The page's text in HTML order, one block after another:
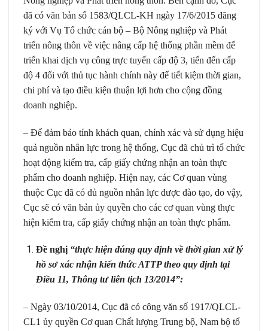
đã có văn bản số 1583/QLCL-KH ngày 17/6/2015 đăng
ký với Vụ Tổ chức cán bộ – Bộ Nông nghiệp và Phát
triển nông thôn về việc nâng cấp hệ thống phần mềm để
triển khai dịch vụ công trực tuyến cấp độ 3, tiến đến cấp
độ 4 đối với thủ tục hành chính này để tiết kiệm thời gian,
chi phí và tạo điều kiện thuận lợi hơn cho cộng đồng
doanh nghiệp.
– Để đảm bảo tính khách quan, chính xác và sử dụng hiệu
quả nguồn nhân lực trong hệ thống, Cục đã chủ trì tổ chức
hoạt động kiểm tra, cấp giấy chứng nhận an toàn thực
phẩm cho doanh nghiệp. Hiện nay, các Cơ quan vùng
thuộc Cục đã có đủ nguồn nhân lực được đào tạo, do vậy,
Cục sẽ có văn bản ủy quyền cho các cơ quan vùng thực
hiện kiểm tra, cấp giấy chứng nhận an toàn thực phẩm.
Đề nghị“thực hiện đúng quy định về thời gian xử lý
hồ sơ xác nhận kiến thức ATTP theo quy định tại
Điều 11, Thông tư liên tịch 13/2014”:
– Ngày 03/10/2014, Cục đã có công văn số 1917/QLCL-
CL1 ủy quyền Cơ quan Chất lượng Trung bộ, Nam bộ tổ